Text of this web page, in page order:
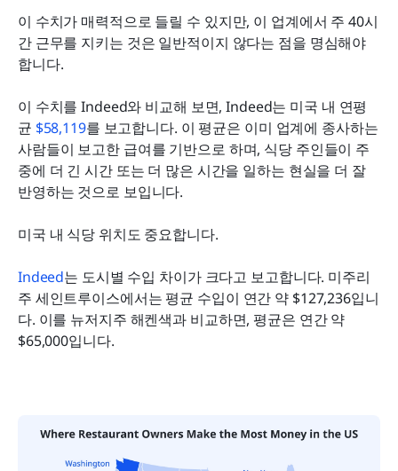
이 수치가 매력적으로 들릴 수 있지만, 이 업계에서 주 40시
간 근무를 지키는 것은 일반적이지 않다는 점을 명심해야
합니다.
이 수치를 Indeed와 비교해 보면, Indeed는 미국 내 연평
균 $58,119를 보고합니다. 이 평균은 이미 업계에 종사하는
사람들이 보고한 급여를 기반으로 하며, 식당 주인들이 주
중에 더 긴 시간 또는 더 많은 시간을 일하는 현실을 더 잘
반영하는 것으로 보입니다.
미국 내 식당 위치도 중요합니다.
Indeed는 도시별 수입 차이가 크다고 보고합니다. 미주리
주 세인트루이스에서는 평균 수입이 연간 약 $127,236입니
다. 이를 뉴저지주 해켄색과 비교하면, 평균은 연간 약
$65,000입니다.